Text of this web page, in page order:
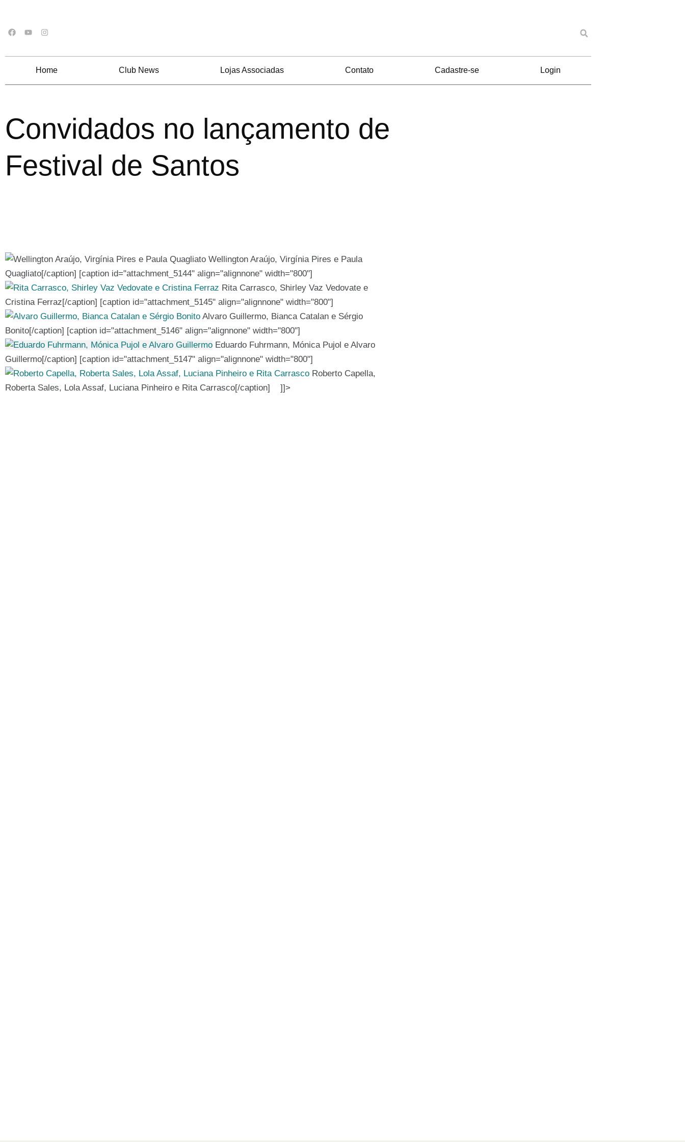
Home Club News Lojas Associadas Contato Cadastre-se Login
Convidados no lançamento de
Festival de Santos
Wellington Araújo, Virgínia Pires e Paula
Quagliato[/caption] [caption id="attachment_5144" align="alignnone" width="800"]
Rita Carrasco, Shirley Vaz Vedovate e
Cristina Ferraz[/caption] [caption id="attachment_5145" align="alignnone" width="800"]
Alvaro Guillermo, Bianca Catalan e Sérgio
Bonito[/caption] [caption id="attachment_5146" align="alignnone" width="800"]
Eduardo Fuhrmann, Mónica Pujol e Alvaro
Guillermo[/caption] [caption id="attachment_5147" align="alignnone" width="800"]
Roberto Capella,
Roberta Sales, Lola Assaf, Luciana Pinheiro e Rita Carrasco[/caption] ]]>